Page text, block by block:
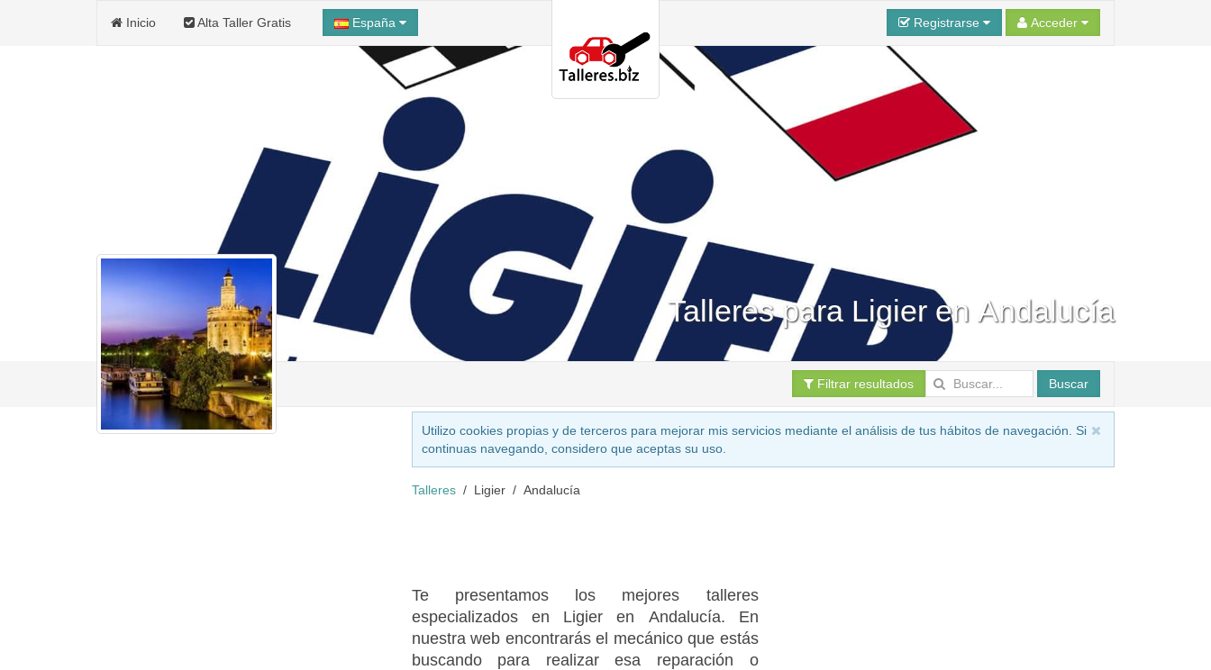
Inicio Alta Taller Gratis España Registrarse Acceder
Talleres para Ligier en Andalucía
Filtrar resultados Buscar
Utilizo cookies propias y de terceros para mejorar mis servicios mediante el análisis de tus hábitos de navegación. Si
continuas navegando, considero que aceptas su uso.
Talleres Ligier Andalucía
Te presentamos los mejores talleres
especializados en Ligier en Andalucía. En
nuestra web encontrarás el mecánico que estás
buscando para realizar esa reparación o